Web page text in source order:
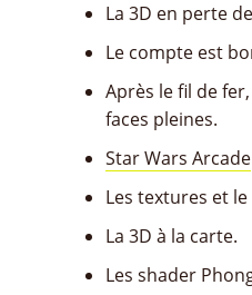
La 3D en perte
Le compte est
Après le fil de
faces pleines.
Star Wars Arcade
Les textures et
La 3D à la carte.
Les shader